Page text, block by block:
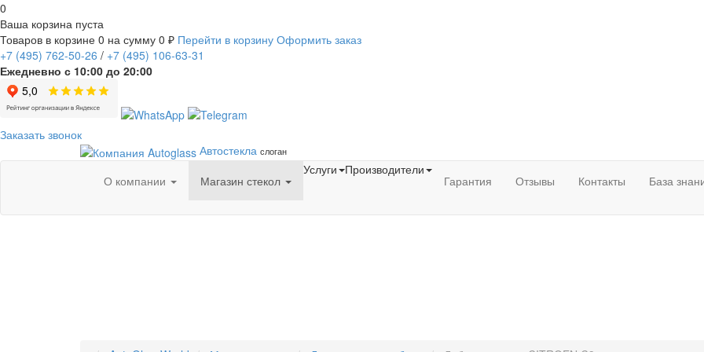
0
Ваша корзина пуста
Товаров в корзине 0 на сумму 0 ₽ Перейти в корзину Оформить заказ
+7 (495) 762-50-26 / +7 (495) 106-63-31
Ежедневно с 10:00 до 20:00
Заказать звонок
Автостекла слоган
О компании Магазин стекол
Услуги Производители
Гарантия Отзывы Контакты База